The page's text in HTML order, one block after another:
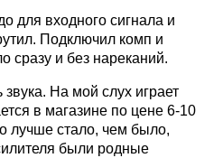
для входного сигнала и
Подключил комп и
сразу и без нареканий.
На мой слух играет
в магазине по цене 6-10
лучше стало, чем было,
были родные